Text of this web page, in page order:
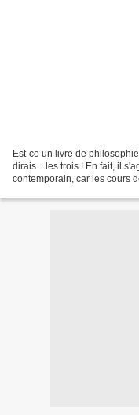
Est-ce un livre de
dirais... les trois ! En fait, il
contemporain, car les cours